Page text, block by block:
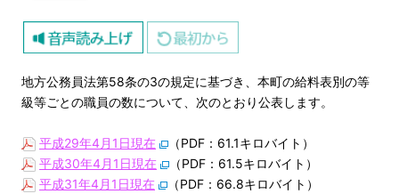
地方公務員法第58条の3の規定に基づき、本町の給料表別の等
級等ごとの職員の数について、次のとおり公表します。
平成29年4月1日現在
（PDF：61.1キロバイト）
平成30年4月1日現在
（PDF：61.5キロバイト）
平成31年4月1日現在
（PDF：66.8キロバイト）